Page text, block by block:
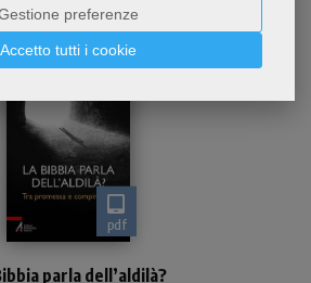
Accetto tutti i cookie
preferenze
pdf
Alcuni studiosi hanno
parla dell’aldilà?